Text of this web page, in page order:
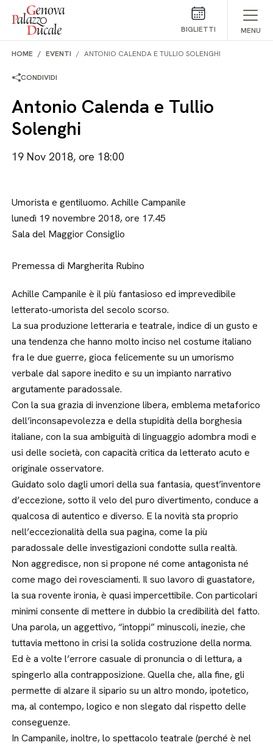
Salta al contenuto
BIGLIETTI MENU
HOME EVENTI ANTONIO CALENDA E TULLIO SOLENGHI
CONDIVIDI
Antonio Calenda e Tullio
Solenghi
19 Nov 2018, ore 18:00
Umorista e gentiluomo. Achille Campanile
lunedì 19 novembre 2018, ore 17.45
Sala del Maggior Consiglio
Premessa di Margherita Rubino
Achille Campanile è il più fantasioso ed imprevedibile
letterato-umorista del secolo scorso.
La sua produzione letteraria e teatrale, indice di un gusto e
una tendenza che hanno molto inciso nel costume italiano
fra le due guerre, gioca felicemente su un umorismo
verbale dal sapore inedito e su un impianto narrativo
argutamente paradossale.
Con la sua grazia di invenzione libera, emblema metaforico
dell’inconsapevolezza e della stupidità della borghesia
italiane, con la sua ambiguità di linguaggio adombra modi e
usi delle società, con capacità critica da letterato acuto e
originale osservatore.
Guidato solo dagli umori della sua fantasia, quest’inventore
d’eccezione, sotto il velo del puro divertimento, conduce a
qualcosa di autentico e diverso. E la novità sta proprio
nell’eccezionalità della sua pagina, come la più
paradossale delle investigazioni condotte sulla realtà.
Non aggredisce, non si propone né come antagonista né
come mago dei rovesciamenti. Il suo lavoro di guastatore,
la sua rovente ironia, è quasi impercettibile. Con particolari
minimi consente di mettere in dubbio la credibilità del fatto.
Una parola, un aggettivo, “intoppi” minuscoli, inezie, che
tuttavia mettono in crisi la solida costruzione della norma.
Ed è a volte l’errore casuale di pronuncia o di lettura, a
spingerlo alla contrapposizione. Quella che, alla fine, gli
permette di alzare il sipario su un altro mondo, ipotetico,
ma, al contempo, logico e non slegato dal rispetto delle
conseguenze.
In Campanile, inoltre, lo spettacolo teatrale (perché è nel